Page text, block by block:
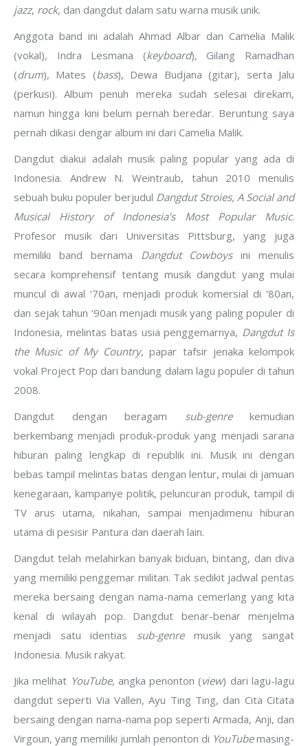
jazz, rock, dan dangdut dalam satu warna musik unik.
Anggota band ini adalah Ahmad Albar dan Camelia Malik
(vokal), Indra Lesmana (keyboard), Gilang Ramadhan
(drum), Mates (bass), Dewa Budjana (gitar), serta Jalu
(perkusi). Album penuh mereka sudah selesai direkam,
namun hingga kini belum pernah beredar. Beruntung saya
pernah dikasi dengar album ini dari Camelia Malik.
Dangdut diakui adalah musik paling popular yang ada di
Indonesia. Andrew N. Weintraub, tahun 2010 menulis
sebuah buku populer berjudul Dangdut Stroies, A Social and
Musical History of Indonesia’s Most Popular Music.
Profesor musik dari Universitas Pittsburg, yang juga
memiliki band bernama Dangdut Cowboysini menulis
secara komprehensif tentang musik dangdut yang mulai
muncul di awal ‘70an, menjadi produk komersial di ‘80an,
dan sejak tahun ‘90an menjadi musik yang paling populer di
Indonesia, melintas batas usia penggemarnya, Dangdut Is
the Music of My Country, papar tafsir jenaka kelompok
vokal Project Pop dari bandung dalam lagu populer di tahun
2008.
Dangdut dengan beragam sub-genrekemudian
berkembang menjadi produk-produk yang menjadi sarana
hiburan paling lengkap di republik ini. Musik ini dengan
bebas tampil melintas batas dengan lentur, mulai di jamuan
kenegaraan, kampanye politik, peluncuran produk, tampil di
TV arus utama, nikahan, sampai menjadimenu hiburan
utama di pesisir Pantura dan daerah lain.
Dangdut telah melahirkan banyak biduan, bintang, dan diva
yang memiliki penggemar militan. Tak sedikit jadwal pentas
mereka bersaing dengan nama-nama cemerlang yang kita
kenal di wilayah pop. Dangdut benar-benar menjelma
menjadi satu identias sub-genremusik yang sangat
Indonesia. Musik rakyat.
Jika melihat YouTube, angka penonton (view) dari lagu-lagu
dangdut seperti Via Vallen, Ayu Ting Ting, dan Cita Citata
bersaing dengan nama-nama pop seperti Armada, Anji, dan
Virgoun, yang memiliki jumlah penonton di YouTubemasing-